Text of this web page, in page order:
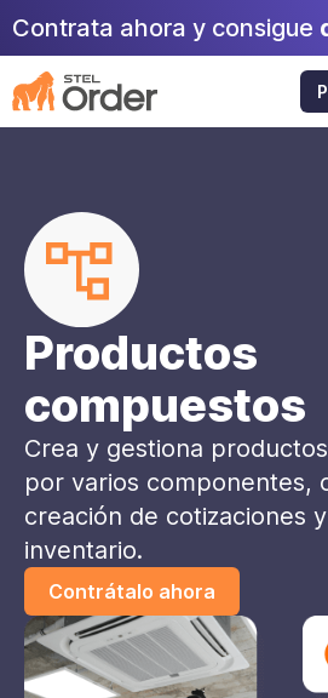
Saltar
contenido
Contrata ahora y consigue
Productos
compuestos
Crea y gestiona
por varios componentes,
creación de cotizaciones
inventario.
Contrátalo ahora